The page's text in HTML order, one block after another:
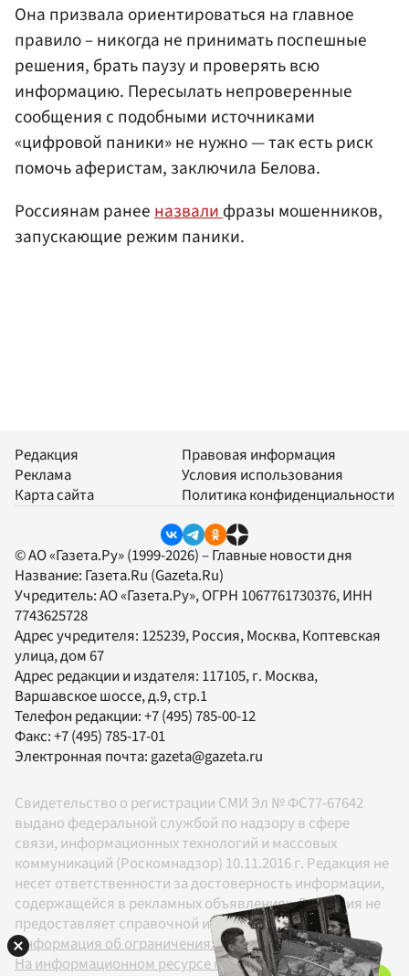
Она призвала ориентироваться на главное
правило – никогда не принимать поспешные
решения, брать паузу и проверять всю
информацию. Пересылать непроверенные
сообщения с подобными источниками
«цифровой паники» не нужно — так есть риск
помочь аферистам, заключила Белова.
Россиянам ранееназвалифразы мошенников,
запускающие режим паники.
Редакция
Реклама
Карта сайта
Правовая информация
Условия использования
Политика конфиденциальности
© АО «Газета.Ру» (1999-2026) – Главные новости дня
Название: Газета.Ru (Gazeta.Ru)
Учредитель:АО «Газета.Ру», ОГРН 1067761730376, ИНН
7743625728
Адрес учредителя: 125239, Россия, Москва, Коптевская
улица, дом 67
Адрес редакции и издателя: 117105, г. Москва,
Варшавское шоссе, д.9, стр.1
Телефон редакции:+7 (495) 785-00-12
Факс:+7 (495) 785-17-01
Электронная почта:gazeta@gazeta.ru
Свидетельство о регистрации СМИ Эл № ФС77-67642
выдано федеральной службой по надзору в сфере
связи, информационных технологий и массовых
коммуникаций (Роскомнадзор) 10.11.2016 г. Редакция не
несет ответственности за достоверность информации,
содержащейся в рекламных объявлениях. Редакция не
предоставляет справочной информации.
Информация об ограничениях
На информационном ресурсе применяются